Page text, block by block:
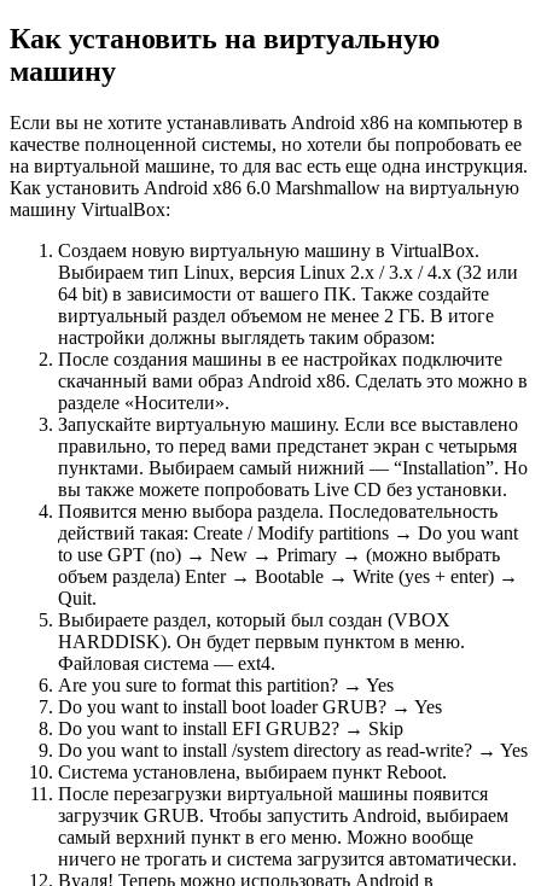
Как установить на виртуальную
машину
Если вы не хотите устанавливать Android x86 на компьютер в
качестве полноценной системы, но хотели бы попробовать ее
на виртуальной машине, то для вас есть еще одна инструкция.
Как установить Android x86 6.0 Marshmallow на виртуальную
машину VirtualBox:
Создаем новую виртуальную машину в VirtualBox.
Выбираем тип Linux, версия Linux 2.x / 3.x / 4.x (32 или
64 bit) в зависимости от вашего ПК. Также создайте
виртуальный раздел объемом не менее 2 ГБ. В итоге
настройки должны выглядеть таким образом:
После создания машины в ее настройках подключите
скачанный вами образ Android x86. Сделать это можно в
разделе «Носители».
Запускайте виртуальную машину. Если все выставлено
правильно, то перед вами предстанет экран с четырьмя
пунктами. Выбираем самый нижний — “Installation”. Но
вы также можете попробовать Live CD без установки.
Появится меню выбора раздела. Последовательность
действий такая: Create / Modify partitions → Do you want
to use GPT (no) → New → Primary → (можно выбрать
объем раздела) Enter → Bootable → Write (yes + enter) →
Quit.
Выбираете раздел, который был создан (VBOX
HARDDISK). Он будет первым пунктом в меню.
Файловая система — ext4.
Are you sure to format this partition? → Yes
Do you want to install boot loader GRUB? → Yes
Do you want to install EFI GRUB2? → Skip
Do you want to install /system directory as read-write? → Yes
Система установлена, выбираем пункт Reboot.
После перезагрузки виртуальной машины появится
загрузчик GRUB. Чтобы запустить Android, выбираем
самый верхний пункт в его меню. Можно вообще
ничего не трогать и система загрузится автоматически.
Вуаля! Теперь можно использовать Android в